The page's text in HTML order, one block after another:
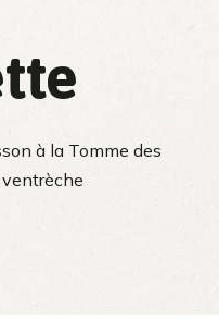
à la Tomme des